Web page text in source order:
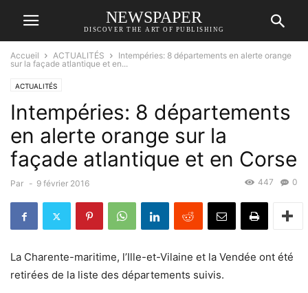
NEWSPAPER
DISCOVER THE ART OF PUBLISHING
Accueil ACTUALITÉS
Intempéries: 8 départements en alerte orange
sur la façade atlantique et en...
ACTUALITÉS
Intempéries: 8 départements
en alerte orange sur la
façade atlantique et en Corse
Par - 9 février 2016 0
447
La Charente-maritime, l’Ille-et-Vilaine et la Vendée ont été
retirées de la liste des départements suivis.